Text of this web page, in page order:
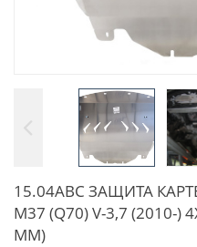
15.04ABC ЗАЩИТА
M37 (Q70) V-3,7
ММ)